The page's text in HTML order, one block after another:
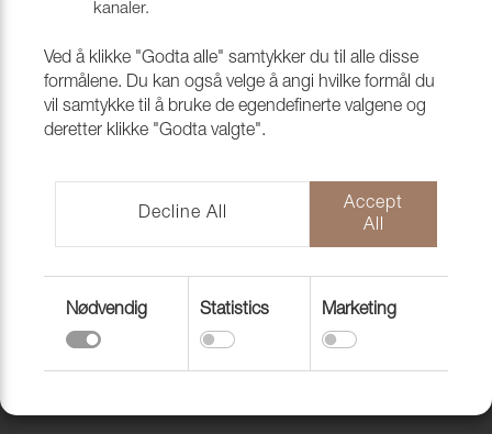
STRIPETE MARKISEVEV
DOCRIL
ENSFARGET MARKISEVEV
DOCRIL
kanaler.
Ved å klikke "Godta alle" samtykker du til alle disse
formålene. Du kan også velge å angi hvilke formål du
vil samtykke til å bruke de egendefinerte valgene og
deretter klikke "Godta valgte".
Decline All
Accept
All
Nødvendig Statistics Marketing